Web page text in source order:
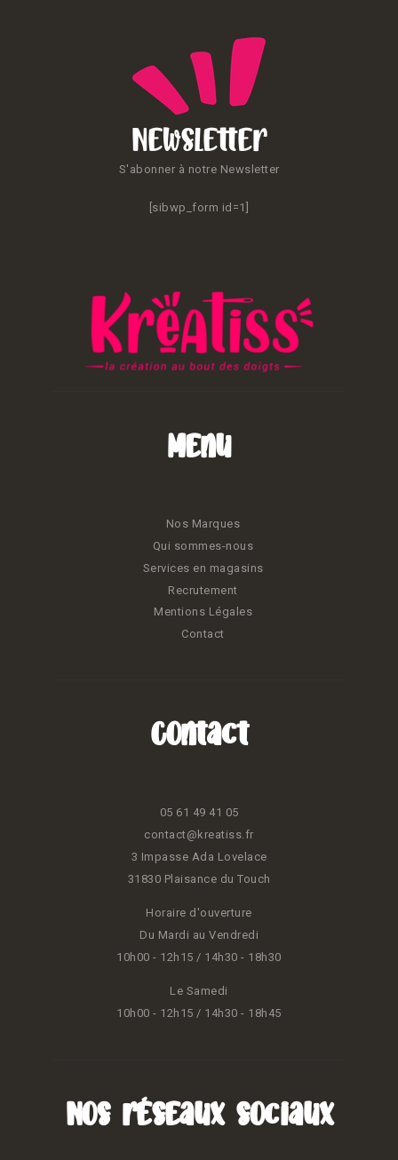
Newsletter
S'abonner à notre Newsletter
[sibwp_form id=1]
Menu
Nos Marques
Qui sommes-nous
Services en magasins
Recrutement
Mentions Légales
Contact
Contact
05 61 49 41 05
contact@kreatiss.fr
3 Impasse Ada Lovelace
31830 Plaisance du Touch
Horaire d'ouverture
Du Mardi au Vendredi
10h00 - 12h15 / 14h30 - 18h30
Le Samedi
10h00 - 12h15 / 14h30 - 18h45
Nos réseaux sociaux